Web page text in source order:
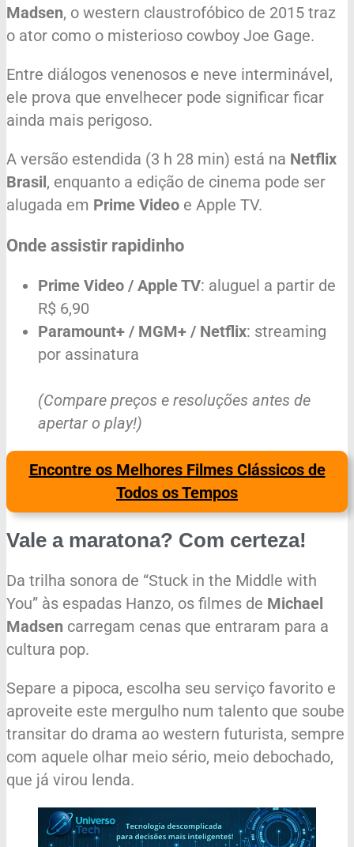
Madsen, o western claustrofóbico de 2015 traz
o ator como o misterioso cowboy Joe Gage.
Entre diálogos venenosos e neve interminável,
ele prova que envelhecer pode significar ficar
ainda mais perigoso.
A versão estendida (3 h 28 min) está na Netflix
Brasil, enquanto a edição de cinema pode ser
alugada em Prime Video e Apple TV.
Onde assistir rapidinho
Prime Video / Apple TV: aluguel a partir de
R$ 6,90
Paramount+ / MGM+ / Netflix: streaming
por assinatura
(Compare preços e resoluções antes de
apertar o play!)
Encontre os Melhores Filmes Clássicos de
Todos os Tempos
Vale a maratona? Com certeza!
Da trilha sonora de “Stuck in the Middle with
You” às espadas Hanzo, os filmes de Michael
Madsen carregam cenas que entraram para a
cultura pop.
Separe a pipoca, escolha seu serviço favorito e
aproveite este mergulho num talento que soube
transitar do drama ao western futurista, sempre
com aquele olhar meio sério, meio debochado,
que já virou lenda.